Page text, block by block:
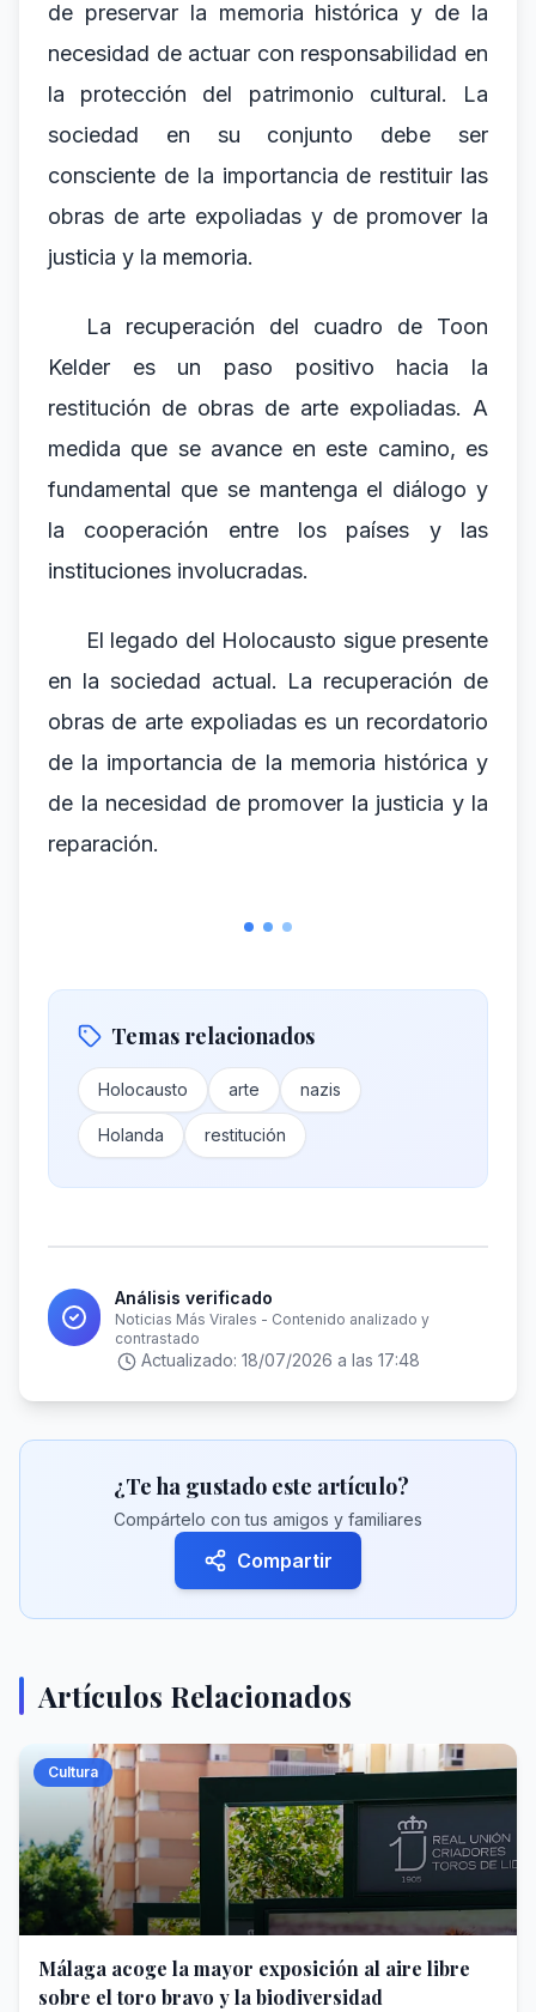
de preservar la memoria histórica y de la
necesidad de actuar con responsabilidad en
la protección del patrimonio cultural. La
sociedad en su conjunto debe ser
consciente de la importancia de restituir las
obras de arte expoliadas y de promover la
justicia y la memoria.
La recuperación del cuadro de Toon
Kelder es un paso positivo hacia la
restitución de obras de arte expoliadas. A
medida que se avance en este camino, es
fundamental que se mantenga el diálogo y
la cooperación entre los países y las
instituciones involucradas.
El legado del Holocausto sigue presente
en la sociedad actual. La recuperación de
obras de arte expoliadas es un recordatorio
de la importancia de la memoria histórica y
de la necesidad de promover la justicia y la
reparación.
Temas relacionados
Holocausto arte nazis
Holanda restitución
Análisis verificado
Noticias Más Virales - Contenido analizado y
contrastado
Actualizado: 18/07/2026 a las 17:48
¿Te ha gustado este artículo?
Compártelo con tus amigos y familiares
Compartir
Artículos Relacionados
Cultura
Málaga acoge la mayor exposición al aire libre
sobre el toro bravo y la biodiversidad